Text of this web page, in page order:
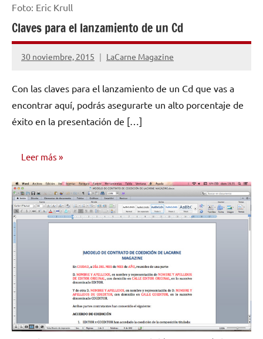
Foto: Eric Krull
Claves para el lanzamiento de un Cd
30 noviembre, 2015 LaCarne Magazine
No
comentarios
Con las claves para el lanzamiento de un Cd que vas a
encontrar aquí, podrás asegurarte un alto porcentaje de
éxito en la presentación de […]
Leer más
EDICIÓN Y
DISTRIBUCIÓN